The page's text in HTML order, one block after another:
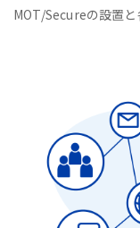
MOT/Secureの設置と